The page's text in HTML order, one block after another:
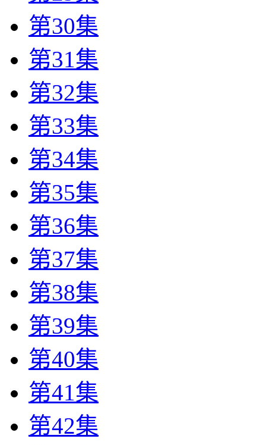
第30集
第31集
第32集
第33集
第34集
第35集
第36集
第37集
第38集
第39集
第40集
第41集
第42集